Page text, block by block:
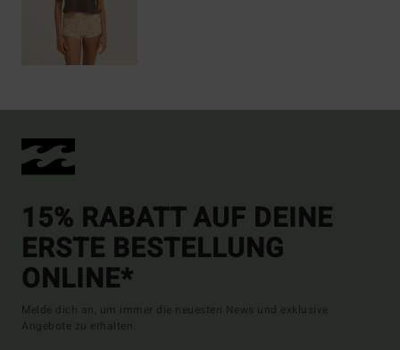
15% RABATT AUF DEINE
ERSTE BESTELLUNG
ONLINE*
Melde dich an, um immer die neuesten News und exklusive
Angebote zu erhalten.